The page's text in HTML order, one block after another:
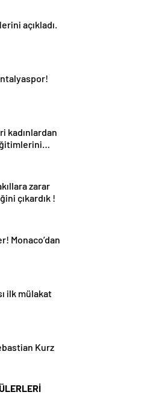
açıkladı.
kadınlardan
zarar
çıkardık !
Monaco’dan
ilk mülakat
Kurz